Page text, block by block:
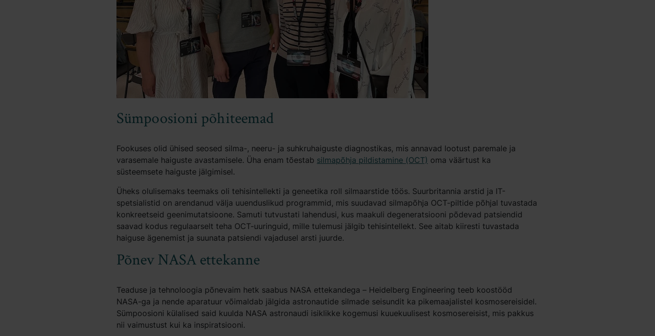
Sümpoosioni põhiteemad
Fookuses olid ühised seosed silma-, neeru- ja suhkruhaiguste diagnostikas, mis annavad lootust paremale ja
varasemale haiguste avastamisele. Üha enam tõestab silmapõhja pildistamine (OCT) oma väärtust ka
süsteemsete haiguste jälgimisel.
Üheks olulisemaks teemaks oli tehisintellekti ja geneetika roll silmaarstide töös. Suurbritannia arstid ja IT-
spetsialistid on arendanud välja uuenduslikud programmid, mis suudavad silmapõhja OCT-piltide põhjal tuvastada
konkreetseid geenimutatsioone. Samuti tutvustati lahendusi, kus maakuli degeneratsiooni põdevad patsiendid
saavad kodus regulaarselt teha OCT-uuringuid, mille tulemusi jälgib tehisintellekt. See aitab kiiresti tuvastada
haiguse ägenemist ja suunata patsiendi vajadusel arsti juurde.
Põnev NASA ettekanne
Teaduse ja tehnoloogia põnevaim hetk saabus NASA ettekandega – Heidelberg Engineering teeb koostööd
NASA-ga ja nende aparatuur võimaldab jälgida astronautide silmade seisundit ka pikemaajalistel kosmosereisidel.
Sümpoosioni külalised said kuulda NASA astronaudi isiklikke kogemusi kuuekuulisest kosmosereisist, mis pakkus
nii vaimustust kui ka inspiratsiooni.